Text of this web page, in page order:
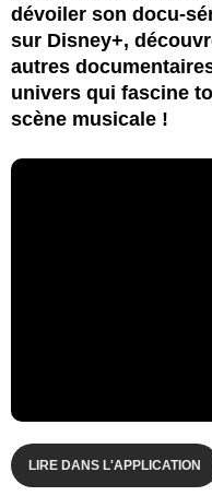
dévoiler son docu-
sur Disney+,
autres
univers qui fascine
scène musicale !
LIRE DANS L'APPLICATION